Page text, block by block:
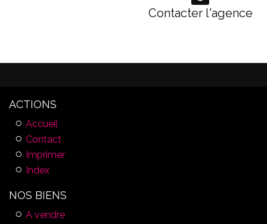
Contacter l'agence
ACTIONS
Accueil
Contact
Imprimer
Index
NOS BIENS
A vendre